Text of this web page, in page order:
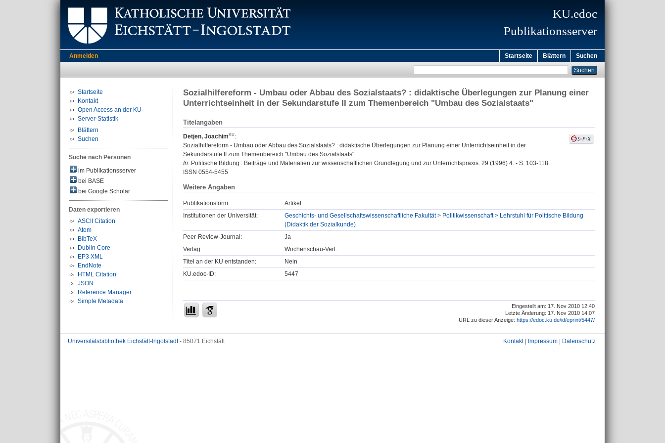
KU.edoc
Publikationsserver
Anmelden Startseite Blättern Suchen
Startseite
Kontakt
Open Access an der KU
Server-Statistik
Blättern
Suchen
Suche nach Personen
im Publikationsserver
bei BASE
bei Google Scholar
Daten exportieren
ASCII Citation
Atom
BibTeX
Dublin Core
EP3 XML
EndNote
HTML Citation
JSON
Reference Manager
Simple Metadata
Sozialhilfereform - Umbau oder Abbau des Sozialstaats? : didaktische Überlegungen zur Planung einer
Unterrichtseinheit in der Sekundarstufe II zum Themenbereich "Umbau des Sozialstaats"
Titelangaben
Detjen, Joachim
:
Sozialhilfereform - Umbau oder Abbau des Sozialstaats? : didaktische Überlegungen zur Planung einer Unterrichtseinheit in der
Sekundarstufe II zum Themenbereich "Umbau des Sozialstaats".
In: Politische Bildung : Beiträge und Materialien zur wissenschaftlichen Grundlegung und zur Unterrichtspraxis. 29 (1996) 4. - S. 103-118.
ISSN 0554-5455
Weitere Angaben
Publikationsform:
Artikel
Institutionen der Universität:
Geschichts- und Gesellschaftswissenschaftliche Fakultät > Politikwissenschaft > Lehrstuhl für Politische Bildung
(Didaktik der Sozialkunde)
Peer-Review-Journal:
Ja
Verlag:
Wochenschau-Verl.
Titel an der KU entstanden:
Nein
KU.edoc-ID:
5447
Eingestellt am: 17. Nov 2010 12:40
Letzte Änderung: 17. Nov 2010 14:07
URL zu dieser Anzeige: https://edoc.ku.de/id/eprint/5447/
Universitätsbibliothek Eichstätt-Ingolstadt- 85071 Eichstätt Kontakt| Impressum Datenschutz